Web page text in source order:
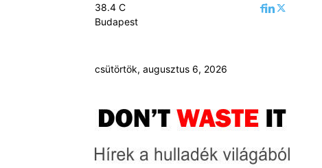
38.4 C
Budapest
csütörtök, augusztus 6, 2026